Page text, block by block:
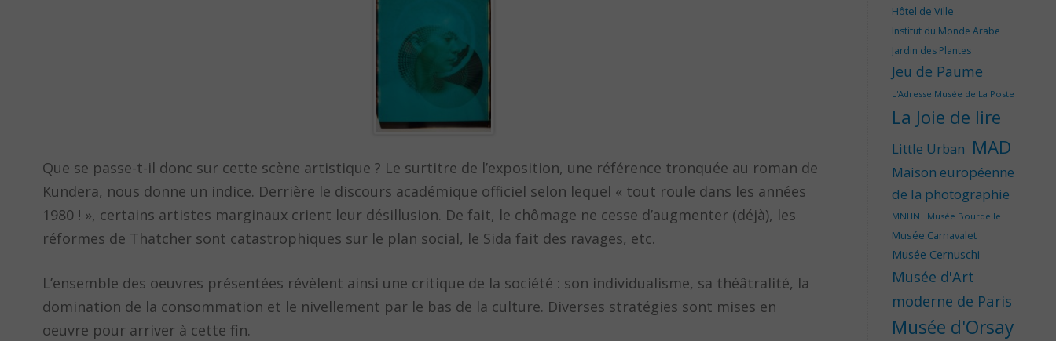
Que se passe-t-il donc sur cette scène artistique ? Le surtitre de l’exposition, une référence tronquée au roman de
Kundera, nous donne un indice. Derrière le discours académique officiel selon lequel « tout roule dans les années
1980 ! », certains artistes marginaux crient leur désillusion. De fait, le chômage ne cesse d’augmenter (déjà), les
réformes de Thatcher sont catastrophiques sur le plan social, le Sida fait des ravages, etc.
L’ensemble des oeuvres présentées révèlent ainsi une critique de la société : son individualisme, sa théâtralité, la
domination de la consommation et le nivellement par le bas de la culture. Diverses stratégies sont mises en
oeuvre pour arriver à cette fin.
Hôtel de Ville
Institut du Monde Arabe
Jardin des Plantes
Jeu de Paume
L'Adresse Musée de La Poste
La Joie de lire
Little Urban MAD
Maison européenne
de la photographie
MNHN Musée Bourdelle
Musée Carnavalet
Musée Cernuschi
Musée d'Art
moderne de Paris
Musée d'Orsay